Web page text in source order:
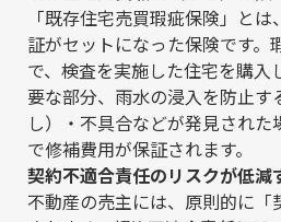
「既存住宅売買瑕疵保険」と
証がセットになった保険です。
で、検査を実施した住宅を購入
要な部分、雨水の浸入を防止
し）・不具合などが発見され
で修補費用が保証されます。
契約不適合責任のリスクが低減
不動産の売主には、原則的に「